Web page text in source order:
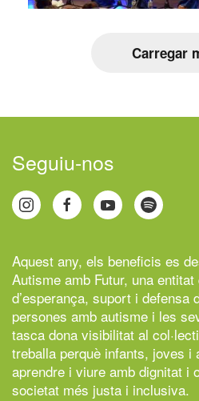
Carregar
Seguiu-nos
Aquest any, els beneficis es
Autisme amb Futur, una
d’esperança, suport i defensa
persones amb autisme i les
tasca dona visibilitat al
treballa perquè infants, joves i
aprendre i viure amb dignitat i
societat més justa i inclusiva.